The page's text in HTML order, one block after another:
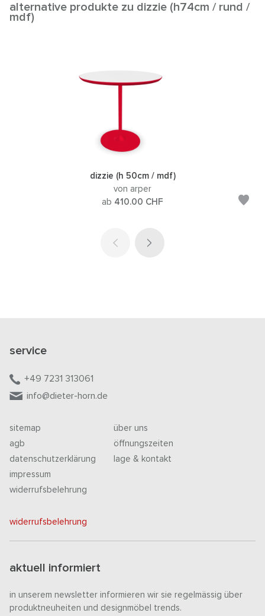
alternative produkte zu dizzie (h74cm / rund /
mdf)
dizzie (h 50cm / mdf)
von arper
ab 410.00 CHF
service
+49 7231 313061
info@dieter-horn.de
sitemap
agb
datenschutzerklärung
impressum
widerrufsbelehrung
über uns
öffnungszeiten
lage & kontakt
widerrufsbelehrung
aktuell informiert
in unserem newsletter informieren wir sie regelmässig über
produktneuheiten und designmöbel trends.